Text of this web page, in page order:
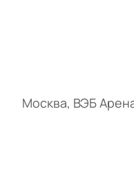
Москва, ВЭБ